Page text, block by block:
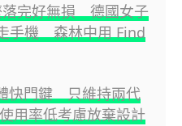
完好無損 德國女子
手機 森林中用 Find
快門鍵 只維持兩代
用率低考慮放棄設計